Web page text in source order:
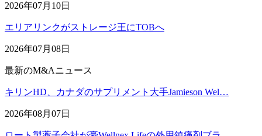
2026年07月10日
エリアリンクがストレージ王にTOBへ
2026年07月08日
最新のM&Aニュース
キリンHD、カナダのサプリメント大手Jamieson Wel…
2026年08月07日